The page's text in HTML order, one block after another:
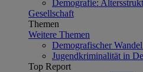
Demografie:
Gesellschaft
Themen
Weitere Themen
Demografischer
Jugendkriminalität in
Top Report